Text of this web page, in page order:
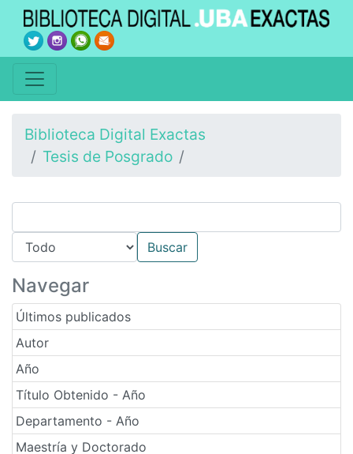
Biblioteca Digital Exactas
Tesis de Posgrado
Navegar
Últimos publicados
Autor
Año
Título Obtenido - Año
Departamento - Año
Maestría y Doctorado